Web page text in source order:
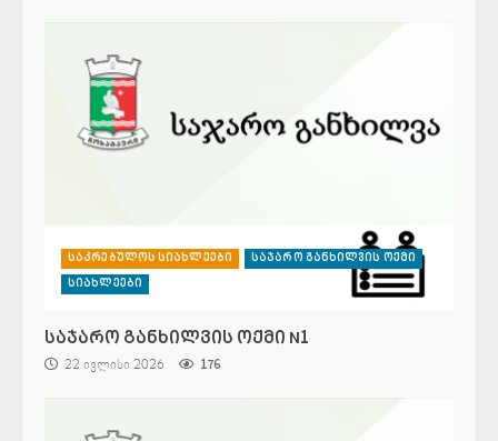
საკრებულოს სიახლეები საჯარო განხილვის ოქმი
სიახლეები
საჯარო განხილვის ოქმი N1
22 ივლისი 2026 176